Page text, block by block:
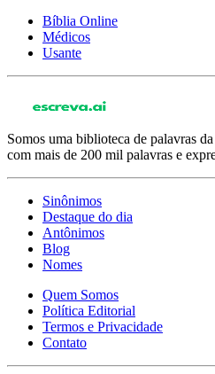
Bíblia Online
Médicos
Usante
Somos uma biblioteca de palavras
com mais de 200 mil palavras e
Sinônimos
Destaque do dia
Antônimos
Blog
Nomes
Quem Somos
Política Editorial
Termos e Privacidade
Contato